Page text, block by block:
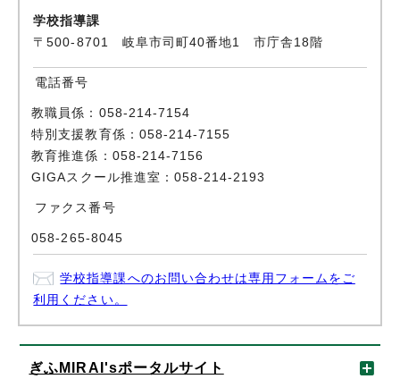
学校指導課
〒500-8701 岐阜市司町40番地1 市庁舎18階
電話番号
教職員係：058-214-7154
特別支援教育係：058-214-7155
教育推進係：058-214-7156
GIGAスクール推進室：058-214-2193
ファクス番号
058-265-8045
学校指導課へのお問い合わせは専用フォームをご
利用ください。
ぎふMIRAI'sポータルサイト